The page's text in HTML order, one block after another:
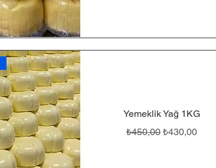
Yemeklik Yağ 1KG
Normal Fiyat
₺450,00 İndirimli Fiyat
₺430,00